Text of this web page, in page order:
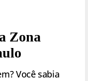
Zona
Você sabia